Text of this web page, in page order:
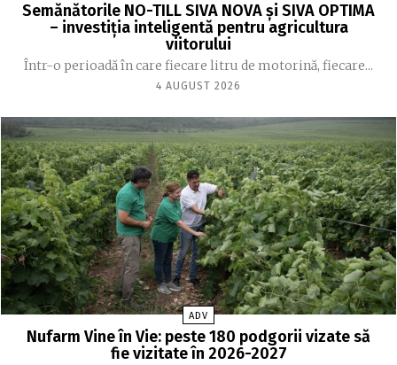
Semănătorile NO-TILL SIVA NOVA și SIVA OPTIMA
– investiția inteligentă pentru agricultura
viitorului
Într-o perioadă în care fiecare litru de motorină, fiecare...
4 AUGUST 2026
ADV
Nufarm Vine în Vie: peste 180 podgorii vizate să
fie vizitate în 2026-2027